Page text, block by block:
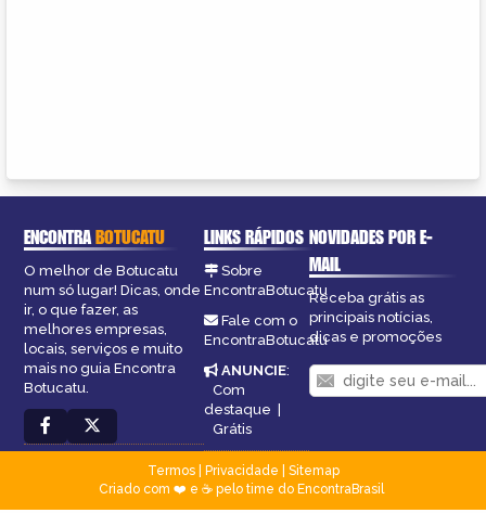
ENCONTRABOTUCATU
O melhor de Botucatu
num só lugar! Dicas, onde
ir, o que fazer, as
melhores empresas,
locais, serviços e muito
mais no guia Encontra
Botucatu.
LINKS RÁPIDOS
Sobre
EncontraBotucatu
Fale com o
EncontraBotucatu
ANUNCIE:
Com
destaque |
Grátis
NOVIDADES POR E-
MAIL
Receba grátis as
principais notícias,
dicas e promoções
Termos| Privacidade
Sitemap
Criado com ❤️ e ☕ pelo time do EncontraBrasil